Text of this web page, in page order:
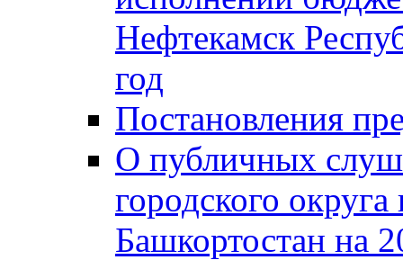
Нефтекамск
год
Постановления
О публичных
городского
Башкортостан на